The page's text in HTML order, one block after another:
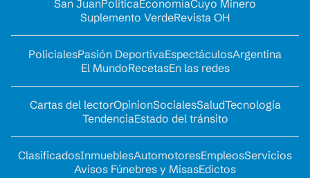
San JuanPolíticaEconomíaCuyo Minero
Suplemento VerdeRevista OH
PolicialesPasión DeportivaEspectáculosArgentina
El MundoRecetasEn las redes
Cartas del lectorOpinionSocialesSaludTecnología
TendenciaEstado del tránsito
ClasificadosInmueblesAutomotoresEmpleosServicios
Avisos Fúnebres y MisasEdictos